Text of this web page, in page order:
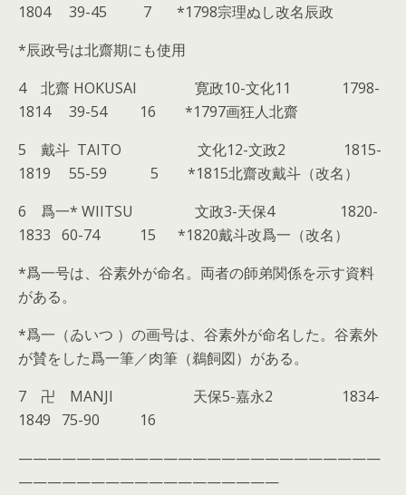
1804 39-45 7 *1798宗理ぬし改名辰政
*辰政号は北齋期にも使用
4 北齋 HOKUSAI 寛政10-文化11 1798-
1814 39-54 16 *1797画狂人北齋
5 戴斗 TAITO 文化12-文政2 1815-
1819 55-59 5 *1815北齋改戴斗（改名）
6 爲一* WIITSU 文政3-天保4 1820-
1833 60-74 15 *1820戴斗改爲一（改名）
*爲一号は、谷素外が命名。両者の師弟関係を示す資料
がある。
*爲一（ゐいつ ）の画号は、谷素外が命名した。谷素外
が賛をした爲一筆／肉筆（鵜飼図）がある。
7 卍 MANJI 天保5-嘉永2 1834-
1849 75-90 16
—————————————————————————
——————————————————